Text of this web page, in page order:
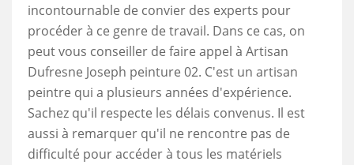
incontournable de convier des experts pour
procéder à ce genre de travail. Dans ce cas, on
peut vous conseiller de faire appel à Artisan
Dufresne Joseph peinture 02. C'est un artisan
peintre qui a plusieurs années d'expérience.
Sachez qu'il respecte les délais convenus. Il est
aussi à remarquer qu'il ne rencontre pas de
difficulté pour accéder à tous les matériels